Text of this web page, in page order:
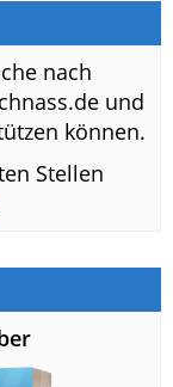
nach
und
können.
Stellen